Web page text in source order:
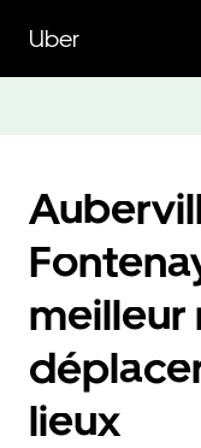
contenu
principal
Uber
meilleur
lieux